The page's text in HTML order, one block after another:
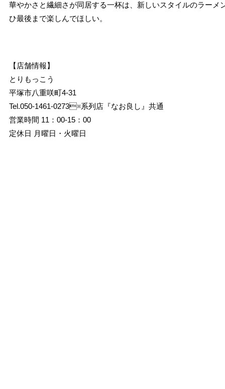
華やかさと繊細さが同居する一杯は、新しいスタイルのラー
ひ最後まで楽しんでほしい。
【店舗情報】
とりもっこう
平塚市八重咲町4-31
Tel.050-1461-0273※系列店『なお良し』共通
営業時間 11：00-15：00
定休日 月曜日・火曜日